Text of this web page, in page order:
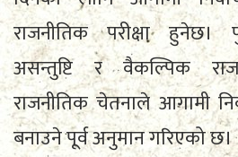
राजनीतिक परीक्षा हुनेछ।
असन्तुष्टि र वैकल्पिक
राजनीतिक चेतनाले आगामी
बनाउने पूर्व अनुमान गरिएको छ।